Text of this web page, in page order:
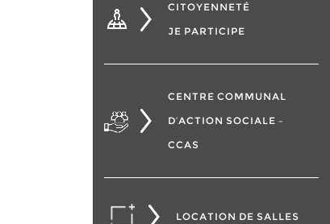
CITOYENNETÉ
JE PARTICIPE
CENTRE COMMUNAL
D’ACTION SOCIALE –
CCAS
LOCATION DE SALLES